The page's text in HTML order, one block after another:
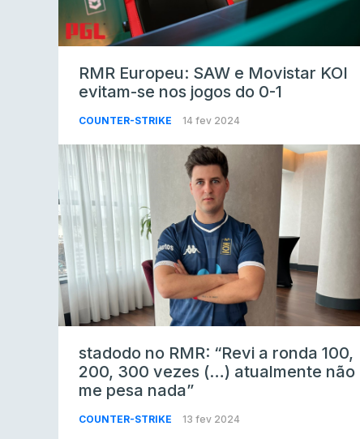
RMR Europeu: SAW e Movistar KOI
evitam-se nos jogos do 0-1
COUNTER-STRIKE 14 fev 2024
stadodo no RMR: “Revi a ronda 100,
200, 300 vezes (…) atualmente não
me pesa nada”
COUNTER-STRIKE 13 fev 2024